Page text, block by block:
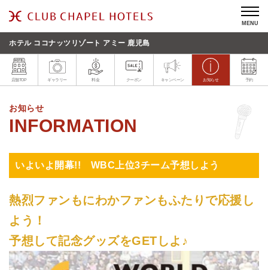
MENU
ホテル ココナッツリゾート アミー 鹿児島
店舗TOP ギャラリー 料金 クーポン キャンペーン お知らせ 予約
お知らせ
いよいよ開幕!! WBC上位3チーム予想しよう
熱烈ファンもにわかファンもふたりで応援し
よう！
予想して記念グッズをGETしよ♪